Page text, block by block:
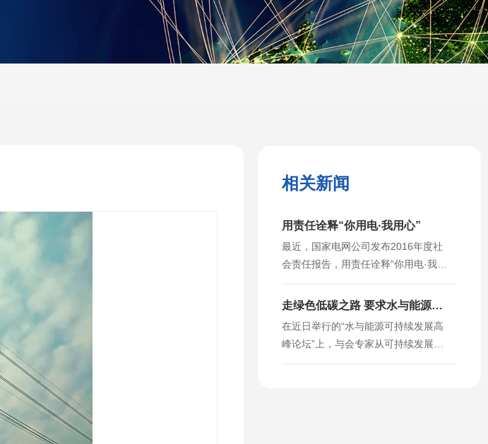
相关新闻
用责任诠释“你用电·我用心”
最近，国家电网公司发布2016年度社
会责任报告，用责任诠释“你用电·我用
心”。这是该公司连续11年发布社会责
任报告，六次荣获“中华慈善奖”，社会
企业管理创新案例库，创造了中国企业
社会责任发展的多项里程碑事件。
走绿色低碳之路 要求水与能源协
调发展
在近日举行的“水与能源可持续发展高
峰论坛”上，与会专家从可持续发展的
视角为当今及今后水资源的健康发展提